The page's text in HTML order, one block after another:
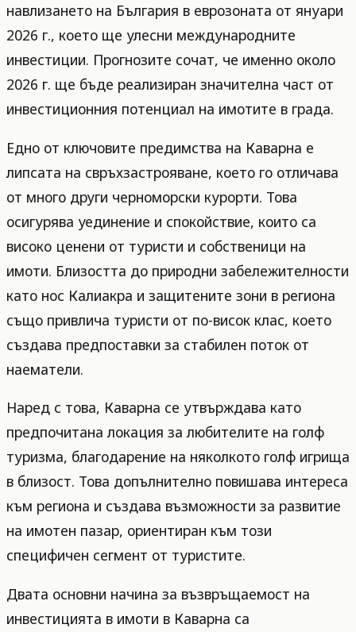
навлизането на България в еврозоната от януари
2026 г., което ще улесни международните
инвестиции. Прогнозите сочат, че именно около
2026 г. ще бъде реализиран значителна част от
инвестиционния потенциал на имотите в града.
Едно от ключовите предимства на Каварна е
липсата на свръхзастрояване, което го отличава
от много други черноморски курорти. Това
осигурява уединение и спокойствие, които са
високо ценени от туристи и собственици на
имоти. Близостта до природни забележителности
като нос Калиакра и защитените зони в региона
също привлича туристи от по-висок клас, което
създава предпоставки за стабилен поток от
наематели.
Наред с това, Каварна се утвърждава като
предпочитана локация за любителите на голф
туризма, благодарение на няколкото голф игрища
в близост. Това допълнително повишава интереса
към региона и създава възможности за развитие
на имотен пазар, ориентиран към този
специфичен сегмент от туристите.
Двата основни начина за възвръщаемост на
инвестицията в имоти в Каварна са